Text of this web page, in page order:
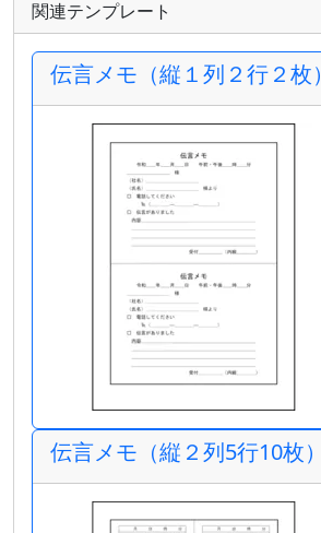
関連テンプレート
伝言メモ（縦１列２行２枚）
伝言メモ（縦２列5行10枚）